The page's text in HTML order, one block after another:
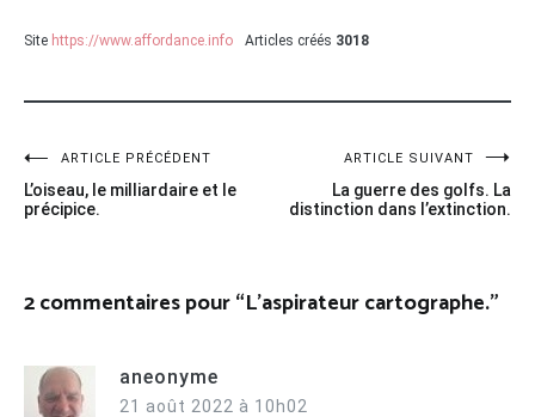
Site https://www.affordance.info Articles créés 3018
Navigation
de
ARTICLE PRÉCÉDENT
L’oiseau, le milliardaire et le
précipice.
ARTICLE SUIVANT
La guerre des golfs. La
distinction dans l’extinction.
2 commentaires pour “L’aspirateur cartographe.”
aneonyme
21 août 2022 à 10h02